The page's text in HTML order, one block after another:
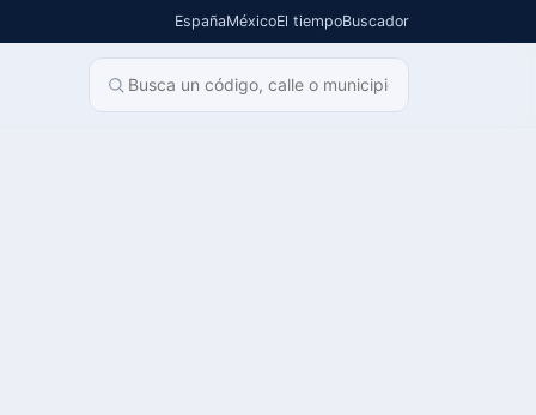
EspañaMéxicoEl tiempoBuscador